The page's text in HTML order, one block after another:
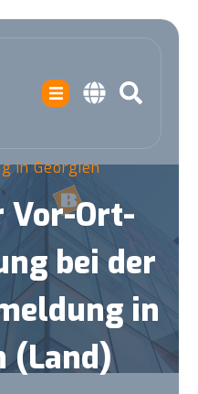
in Georgien
Vor-Ort-
bei der
in
(Land)